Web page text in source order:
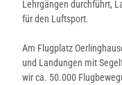
Lehrgängen durchführt,
für den Luftsport.
Am Flugplatz
und Landungen mit
wir ca. 50.000